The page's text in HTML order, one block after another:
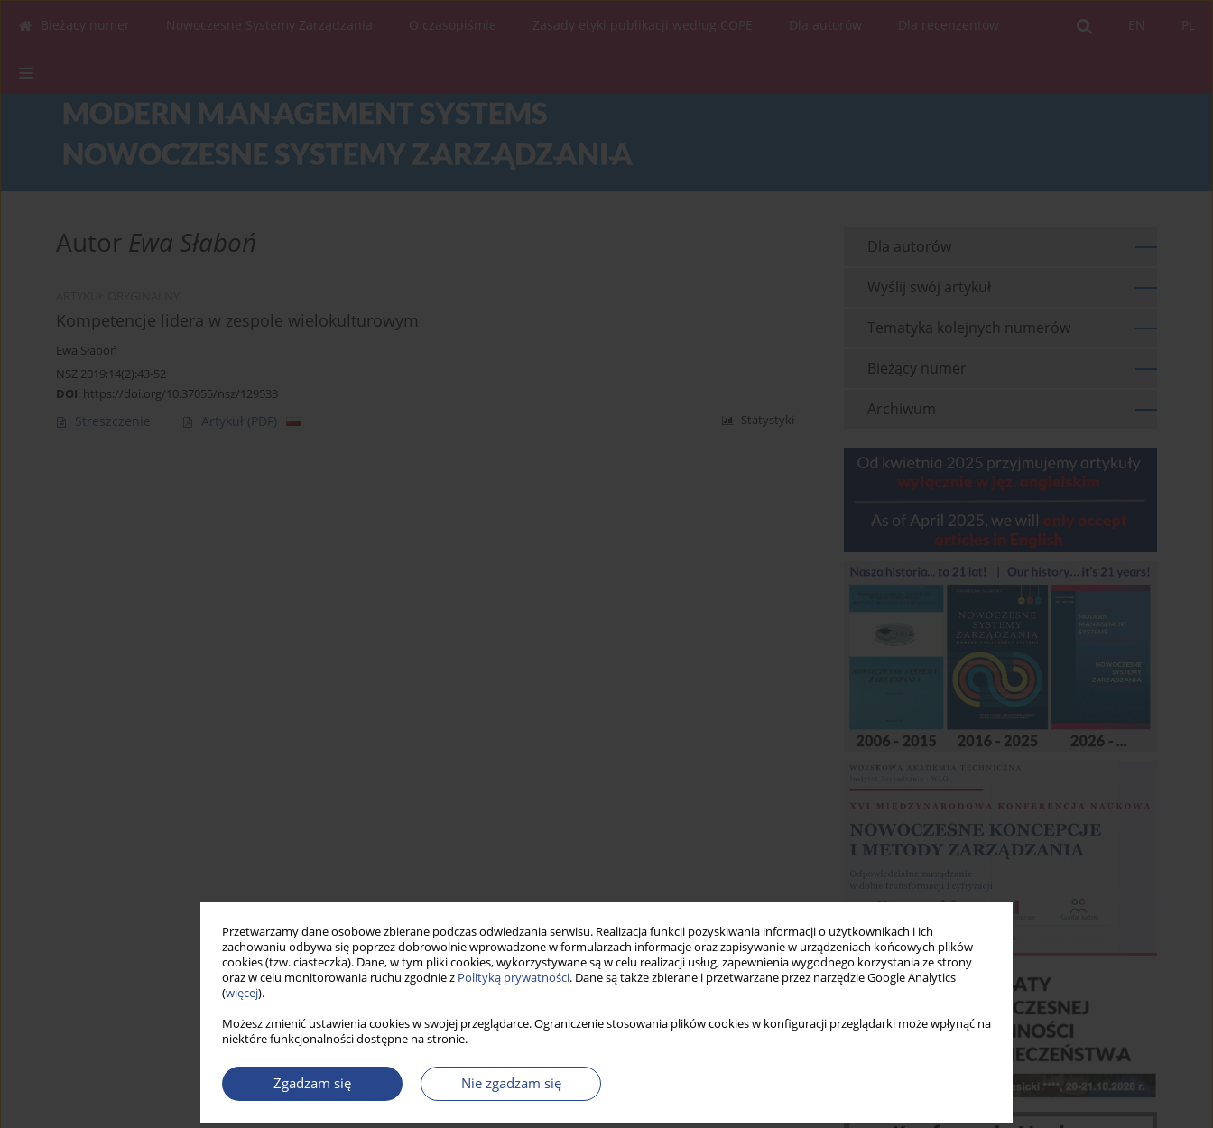
Przetwarzamy dane osobowe zbierane podczas odwiedzania serwisu. Realizacja funkcji pozyskiwania informacji o użytkownikach i ich
zachowaniu odbywa się poprzez dobrowolnie wprowadzone w formularzach informacje oraz zapisywanie w urządzeniach końcowych plików
cookies (tzw. ciasteczka). Dane, w tym pliki cookies, wykorzystywane są w celu realizacji usług, zapewnienia wygodnego korzystania ze strony
oraz w celu monitorowania ruchu zgodnie z Polityką prywatności. Dane są także zbierane i przetwarzane przez narzędzie Google Analytics
(więcej).
Możesz zmienić ustawienia cookies w swojej przeglądarce. Ograniczenie stosowania plików cookies w konfiguracji przeglądarki może wpłynąć na
niektóre funkcjonalności dostępne na stronie.
Zgadzam się Nie zgadzam się
PL
EN
Bieżący numer Nowoczesne Systemy Zarządzania O czasopiśmie Zasady etyki publikacji według COPE Dla autorów Dla recenzentów
Autor Ewa Słaboń
Kompetencje lidera w zespole wielokulturowym
Ewa Słaboń
NSZ 2019;14(2):43-52
DOI: https://doi.org/10.37055/nsz/129533
Streszczenie Artykuł (PDF) Statystyki
Dla autorów
Wyślij swój artykuł
Tematyka kolejnych numerów
Bieżący numer
Archiwum